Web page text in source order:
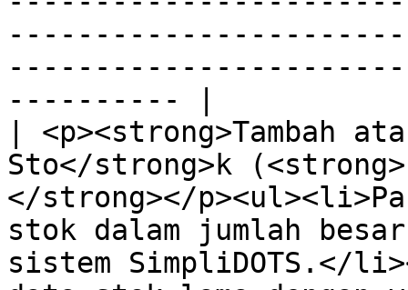
---------- |
| <p><strong>Tambah
Sto</strong>k
</strong></
stok dalam jumlah
sistem SimpliDOTS.</